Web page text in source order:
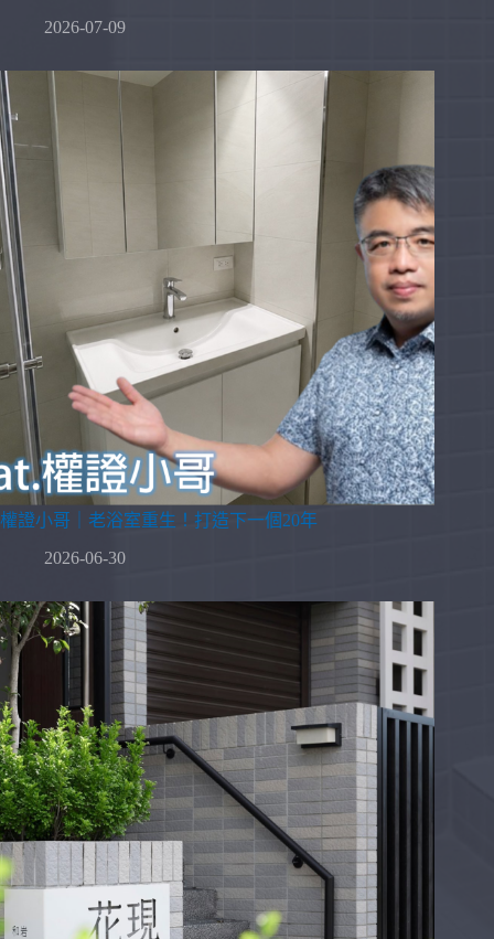
2026-07-09
權證小哥｜老浴室重生！打造下一個20年
2026-06-30